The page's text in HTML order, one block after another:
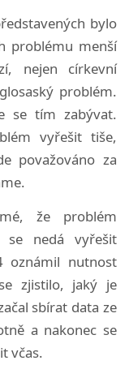
bylo
problému menší
nejen církevní
problém.
se tím zabývat.
vyřešit tiše,
považováno za
že problém
se nedá vyřešit
oznámil nutnost
zjistilo, jaký je
sbírat data ze
a nakonec se
včas.